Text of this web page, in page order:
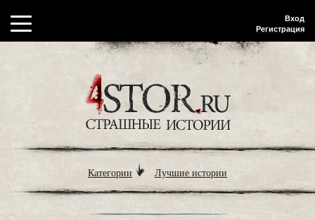
Вход
Регистрация
Категории Лучшие истории